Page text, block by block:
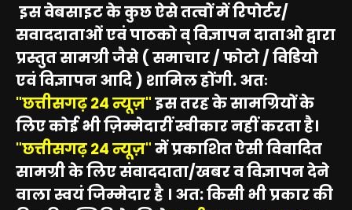
इस वेबसाइट के कुछ ऐसे तत्वों में रिपोर्टर/
सवाददाताओं एवं पाठको व् विज्ञापन दाताओ द्वारा
प्रस्तुत सामग्री जैसे ( समाचार / फोटो / विडियो
एवं विज्ञापन आदि ) शामिल होंगी. अतः
"छत्तीसगढ़ 24 न्यूज़"इस तरह के सामग्रियों के
लिए कोई भी ज़िम्मेदारीं स्वीकार नहीं करता है।
"छत्तीसगढ़ 24 न्यूज़"में प्रकाशित ऐसी विवादित
सामग्री के लिए संवाददाता/खबर व विज्ञापन देने
वाला स्वयं जिम्मेदार है । अत: किसी भी प्रकार की